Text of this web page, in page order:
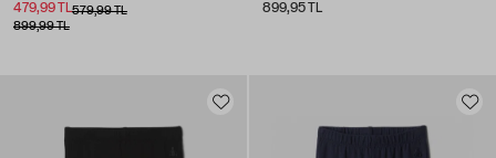
579,99 TL
479,99 TL
899,99 TL
899,95 TL